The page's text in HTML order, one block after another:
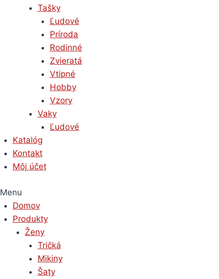
Tašky
Ľudové
Príroda
Rodinné
Zvieratá
Vtipné
Hobby
Vzory
Vaky
Ľudové
Katalóg
Kontakt
Môj účet
Menu
Domov
Produkty
Ženy
Tričká
Mikiny
Šaty